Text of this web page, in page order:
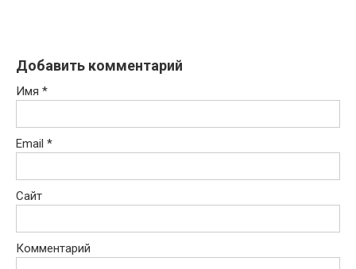
Добавить комментарий
Имя *
Email *
Сайт
Комментарий